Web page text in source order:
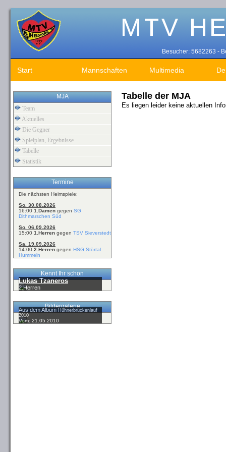
Besucher: 5682263 -
Start Mannschaften Multimedia
MJA
Team
Aktuelles
Die Gegner
Spielplan, Ergebnisse
Tabelle
Statistik
Termine
Die nächsten Heimspiele:
So. 30.08.2026
16:00 1.Damen gegen SG
Dithmarschen Süd
So. 06.09.2026
15:00 1.Herren gegen TSV Sieverstedt
Sa. 19.09.2026
14:00 2.Herren gegen HSG Störtal
Hummeln
Kennt Ihr schon
Lukas Tzaneros
2.Herren
Bildergalerie
Aus dem AlbumHühnerbrückenlauf
2010
Vom: 21.05.2010
Tabelle der MJA
Es liegen leider keine aktuellen